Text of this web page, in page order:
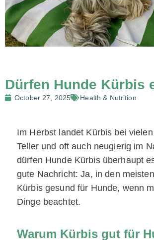
Dürfen Hunde Kürbis
October 27, 2025 Health & Nutrition
Im Herbst landet Kürbis bei
Teller und oft auch neugierig im
dürfen Hunde Kürbis überhaupt
gute Nachricht: Ja, in den
Kürbis gesund für Hunde, wenn
Dinge beachtet.
Warum Kürbis gut für